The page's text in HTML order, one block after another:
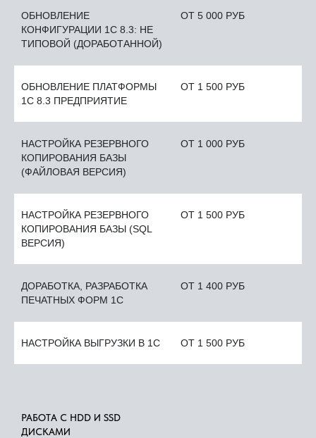
ОБНОВЛЕНИЕ
КОНФИГУРАЦИИ 1С 8.3: НЕ
ТИПОВОЙ (ДОРАБОТАННОЙ)
ОТ 5 000 РУБ
ОБНОВЛЕНИЕ ПЛАТФОРМЫ
1С 8.3 ПРЕДПРИЯТИЕ
ОТ 1 500 РУБ
НАСТРОЙКА РЕЗЕРВНОГО
КОПИРОВАНИЯ БАЗЫ
(ФАЙЛОВАЯ ВЕРСИЯ)
ОТ 1 000 РУБ
НАСТРОЙКА РЕЗЕРВНОГО
КОПИРОВАНИЯ БАЗЫ (SQL
ВЕРСИЯ)
ОТ 1 500 РУБ
ДОРАБОТКА, РАЗРАБОТКА
ПЕЧАТНЫХ ФОРМ 1С
ОТ 1 400 РУБ
НАСТРОЙКА ВЫГРУЗКИ В 1С ОТ 1 500 РУБ
РАБОТА С HDD И SSD
ДИСКАМИ